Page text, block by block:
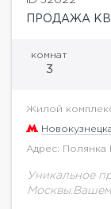
ПРОДАЖА
комнат
3
Жилой
Адрес:
Уникальное